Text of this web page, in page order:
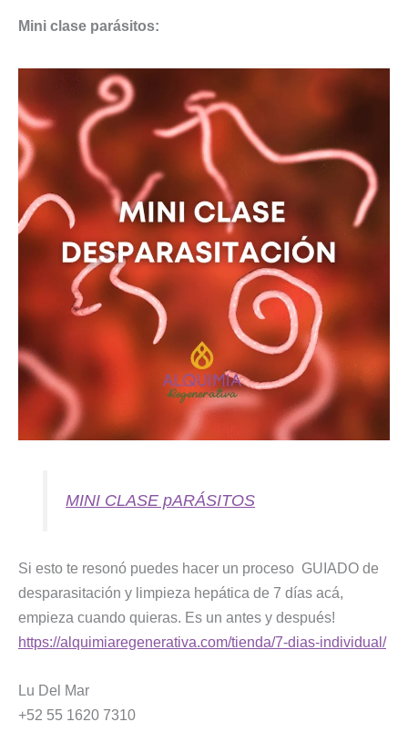
Mini clase parásitos:
MINI CLASE pARÁSITOS
Si esto te resonó puedes hacer un proceso GUIADO de
desparasitación y limpieza hepática de 7 días acá,
empieza cuando quieras. Es un antes y después!
https://alquimiaregenerativa.com/tienda/7-dias-individual/
Lu Del Mar
+52 55 1620 7310